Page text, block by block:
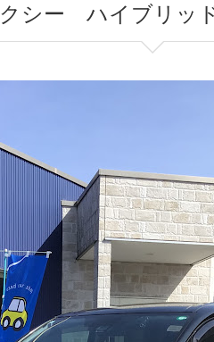
シー ハイブリッド